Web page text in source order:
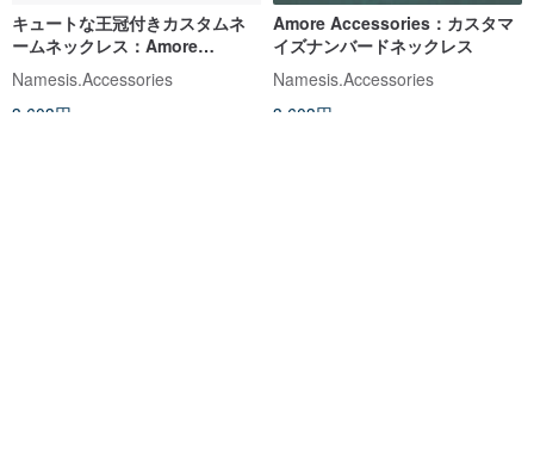
キュートな王冠付きカスタムネ
ームネックレス：Amore
Accessories
Namesis.Accessories
3,603円
Amore Accessories：カスタマ
イズナンバードネックレス
Namesis.Accessories
3,603円